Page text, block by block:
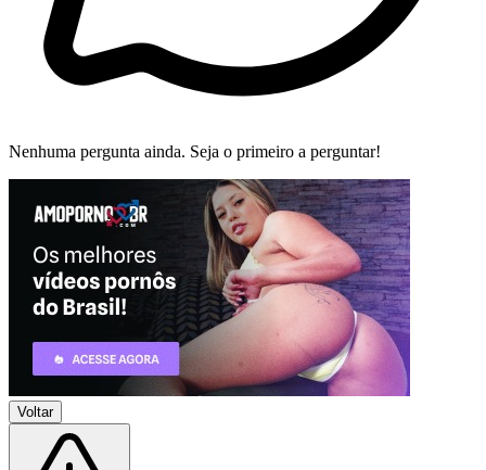
Nenhuma pergunta ainda. Seja o primeiro a perguntar!
Voltar